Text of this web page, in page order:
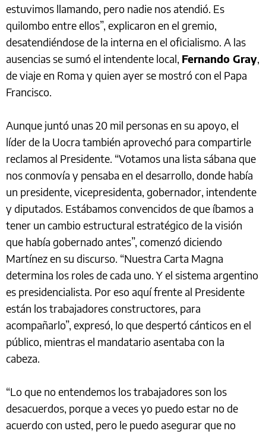
estuvimos llamando, pero nadie nos atendió. Es
quilombo entre ellos”, explicaron en el gremio,
desatendiéndose de la interna en el oficialismo. A las
ausencias se sumó el intendente local, Fernando Gray,
de viaje en Roma y quien ayer se mostró con el Papa
Francisco.
Aunque juntó unas 20 mil personas en su apoyo, el
líder de la Uocra también aprovechó para compartirle
reclamos al Presidente. “Votamos una lista sábana que
nos conmovía y pensaba en el desarrollo, donde había
un presidente, vicepresidenta, gobernador, intendente
y diputados. Estábamos convencidos de que íbamos a
tener un cambio estructural estratégico de la visión
que había gobernado antes”, comenzó diciendo
Martínez en su discurso. “Nuestra Carta Magna
determina los roles de cada uno. Y el sistema argentino
es presidencialista. Por eso aquí frente al Presidente
están los trabajadores constructores, para
acompañarlo”, expresó, lo que despertó cánticos en el
público, mientras el mandatario asentaba con la
cabeza.
“Lo que no entendemos los trabajadores son los
desacuerdos, porque a veces yo puedo estar no de
acuerdo con usted, pero le puedo asegurar que no